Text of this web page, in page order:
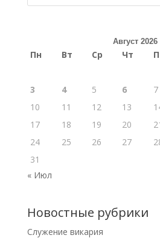
Август 2026
Пн Вт Ср Чт
3
4 5 6 7
10
11 12 13
17
18 19 20
24
25 26 27
31
« Июл
Новостные рубрики
Cлужение викария